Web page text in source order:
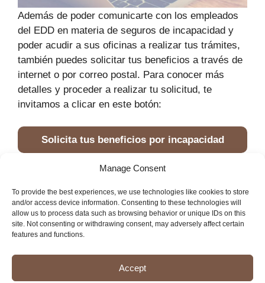
Manage Consent
To provide the best experiences, we use technologies like cookies to store
and/or access device information. Consenting to these technologies will
allow us to process data such as browsing behavior or unique IDs on this
site. Not consenting or withdrawing consent, may adversely affect certain
features and functions.
Accept
Además de poder comunicarte con los empleados
del EDD en materia de seguros de incapacidad y
poder acudir a sus oficinas a realizar tus trámites,
también puedes solicitar tus beneficios a través de
internet o por correo postal. Para conocer más
detalles y proceder a realizar tu solicitud, te
invitamos a clicar en este botón:
Solicita tus beneficios por incapacidad
Privacy Statement